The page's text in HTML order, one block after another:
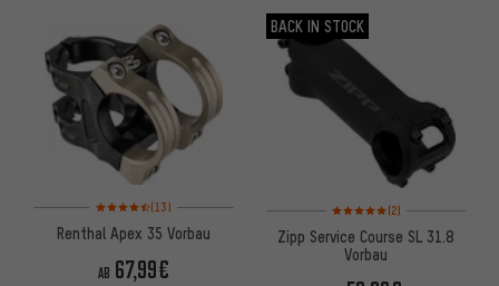
Bewertungen: 4,5 von 5 basierend auf 13 Bewertungen
(13)
Renthal Apex 35 Vorbau
AB 67,99€
BACK IN STOCK
Bewertungen: 5 von 5
(2)
Zipp Service Course SL 31.8
Vorbau